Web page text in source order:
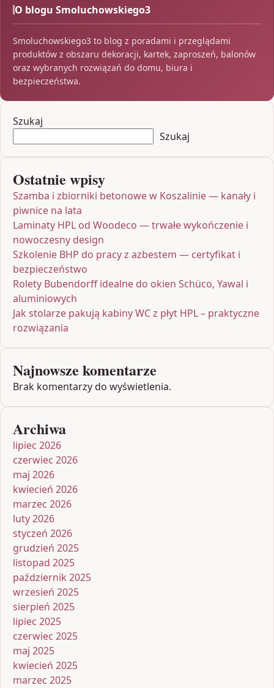
O blogu Smoluchowskiego3
Smoluchowskiego3 to blog z poradami i przeglądami
produktów z obszaru dekoracji, kartek, zaproszeń, balonów
oraz wybranych rozwiązań do domu, biura i
bezpieczeństwa.
Szukaj
Szukaj
Ostatnie wpisy
Szamba i zbiorniki betonowe w Koszalinie — kanały i
piwnice na lata
Laminaty HPL od Woodeco — trwałe wykończenie i
nowoczesny design
Szkolenie BHP do pracy z azbestem — certyfikat i
bezpieczeństwo
Rolety Bubendorff idealne do okien Schüco, Yawal i
aluminiowych
Jak stolarze pakują kabiny WC z płyt HPL – praktyczne
rozwiązania
Najnowsze komentarze
Brak komentarzy do wyświetlenia.
Archiwa
lipiec 2026
czerwiec 2026
maj 2026
kwiecień 2026
marzec 2026
luty 2026
styczeń 2026
grudzień 2025
listopad 2025
październik 2025
wrzesień 2025
sierpień 2025
lipiec 2025
czerwiec 2025
maj 2025
kwiecień 2025
marzec 2025